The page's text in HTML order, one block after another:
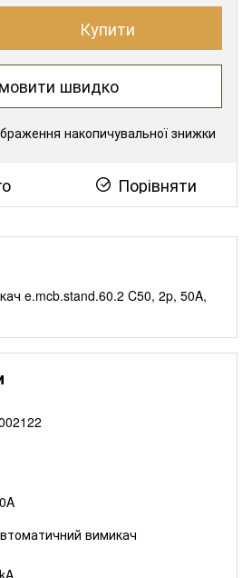
Купити
швидко
накопичувальної знижки
Порівняти
e.mcb.stand.60.2 C50, 2p, 50A,
вимикач